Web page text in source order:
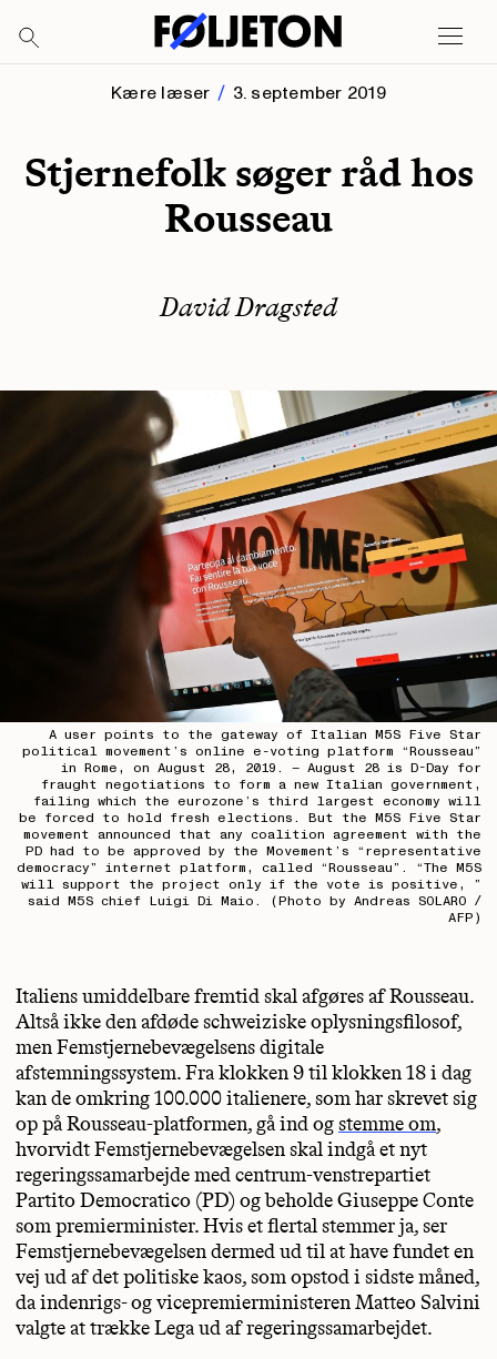
Kære læser 3. september 2019
Stjernefolk søger råd hos
Rousseau
David Dragsted
A user points to the gateway of Italian M5S Five Star
political movement’s online e-voting platform “Rousseau”
in Rome, on August 28, 2019. – August 28 is D-Day for
fraught negotiations to form a new Italian government,
failing which the eurozone’s third largest economy will
be forced to hold fresh elections. But the M5S Five Star
movement announced that any coalition agreement with the
PD had to be approved by the Movement’s “representative
democracy” internet platform, called “Rousseau”. “The M5S
will support the project only if the vote is positive, ”
said M5S chief Luigi Di Maio. (Photo by Andreas SOLARO /
AFP)
Italiens umiddelbare fremtid skal afgøres af Rousseau.
Altså ikke den afdøde schweiziske oplysningsfilosof,
men Femstjernebevægelsens digitale
afstemningssystem. Fra klokken 9 til klokken 18 i dag
kan de omkring 100.000 italienere, som har skrevet sig
op på Rousseau-platformen, gå ind ogstemme om,
hvorvidt Femstjernebevægelsen skal indgå et nyt
regeringssamarbejde med centrum-venstrepartiet
Partito Democratico (PD) og beholde Giuseppe Conte
som premierminister. Hvis et flertal stemmer ja, ser
Femstjernebevægelsen dermed ud til at have fundet en
vej ud af det politiske kaos, som opstod i sidste måned,
da indenrigs- og vicepremierministeren Matteo Salvini
valgte at trække Lega ud af regeringssamarbejdet.